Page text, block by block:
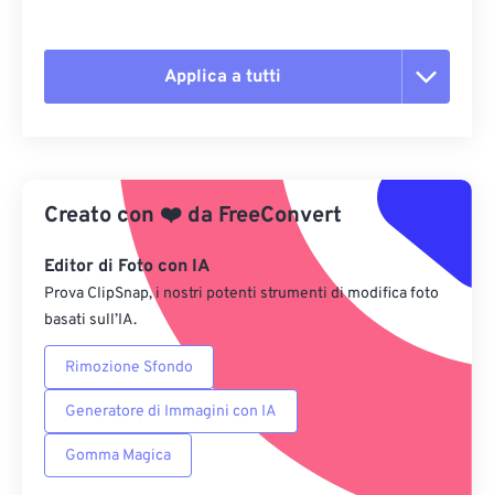
Applica a tutti
Applica da preimpostazione
Salva come predefinito
Creato con ❤️ da FreeConvert
Editor di Foto con IA
Prova ClipSnap, i nostri potenti strumenti di modifica foto
basati sull’IA.
Rimozione Sfondo
Generatore di Immagini con IA
Gomma Magica